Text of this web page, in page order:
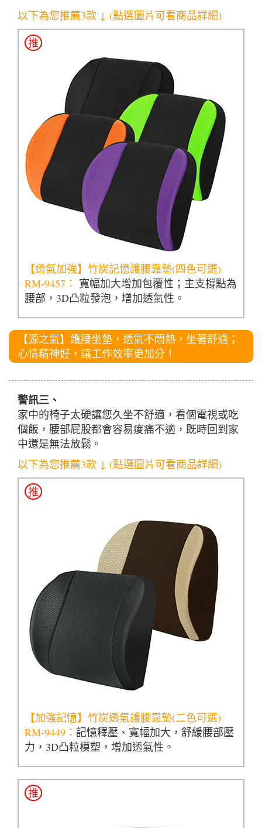
以下為您推薦3款 ↓ (點選圖片可看商品詳細)
推
【透氣加強】竹炭記憶護腰靠墊(四色可選)
RM-9457： 寬幅加大增加包覆性；主支撐點為
腰部，3D凸粒發泡，增加透氣性。
【源之氣】護腰坐墊，透氣不悶熱，坐著舒適；
心情精神好，讓工作效率更加分！
警訊三、
家中的椅子太硬讓您久坐不舒適，看個電視或吃
個飯，腰部屁股都會容易痠痛不適，既時回到家
中還是無法放鬆。
以下為您推薦3款 ↓ (點選圖片可看商品詳細)
推
【加強記憶】竹炭透氣護腰靠墊(二色可選)
RM-9449： 記憶釋壓、寬幅加大，舒緩腰部壓
力，3D凸粒模塑，增加透氣性。
推